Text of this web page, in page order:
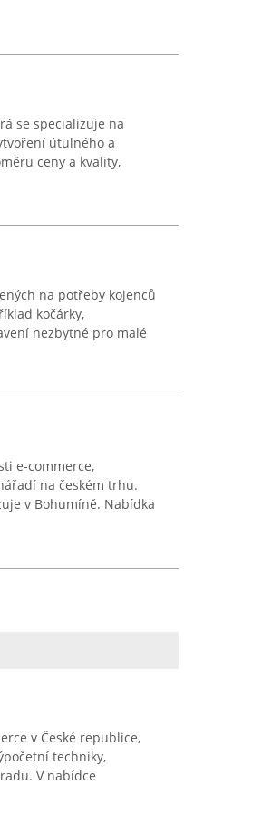
se specializuje na
útulného a
ceny a kvality,
na potřeby kojenců
kočárky,
nezbytné pro malé
e-commerce,
na českém trhu.
v Bohumíně. Nabídka
v České republice,
techniky,
V nabídce